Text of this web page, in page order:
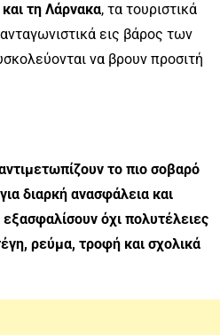
τη Λάρνακα, τα τουριστικά
εις βάρος των
να βρουν προσιτή
το πιο σοβαρό
διαρκή ανασφάλεια και
όχι πολυτέλειες
ρεύμα, τροφή και σχολικά